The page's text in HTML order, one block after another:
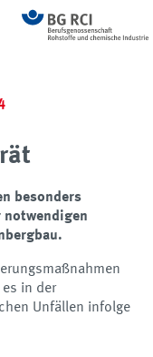
besonders
notwendigen
in der
Unfällen infolge